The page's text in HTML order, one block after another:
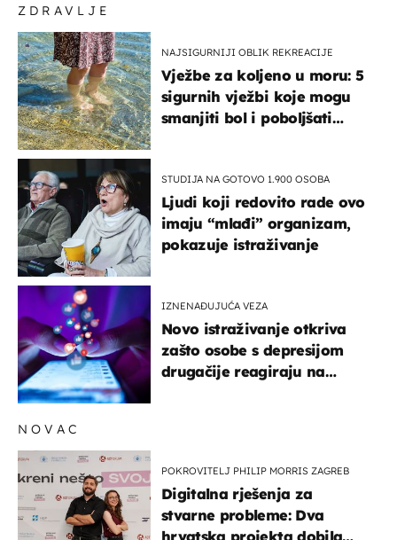
ZDRAVLJE
NAJSIGURNIJI OBLIK REKREACIJE
Vježbe za koljeno u moru: 5
sigurnih vježbi koje mogu
smanjiti bol i poboljšati
STUDIJA NA GOTOVO 1.900 OSOBA
Ljudi koji redovito rade ovo
imaju “mlađi” organizam,
pokazuje istraživanje
IZNENAĐUJUĆA VEZA
Novo istraživanje otkriva
zašto osobe s depresijom
drugačije reagiraju na
NOVAC
POKROVITELJ PHILIP MORRIS ZAGREB
Digitalna rješenja za
stvarne probleme: Dva